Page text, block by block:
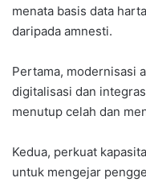
menata basis data
daripada amnesti.
Pertama, modernisasi
digitalisasi dan
menutup celah dan
Kedua, perkuat
untuk mengejar